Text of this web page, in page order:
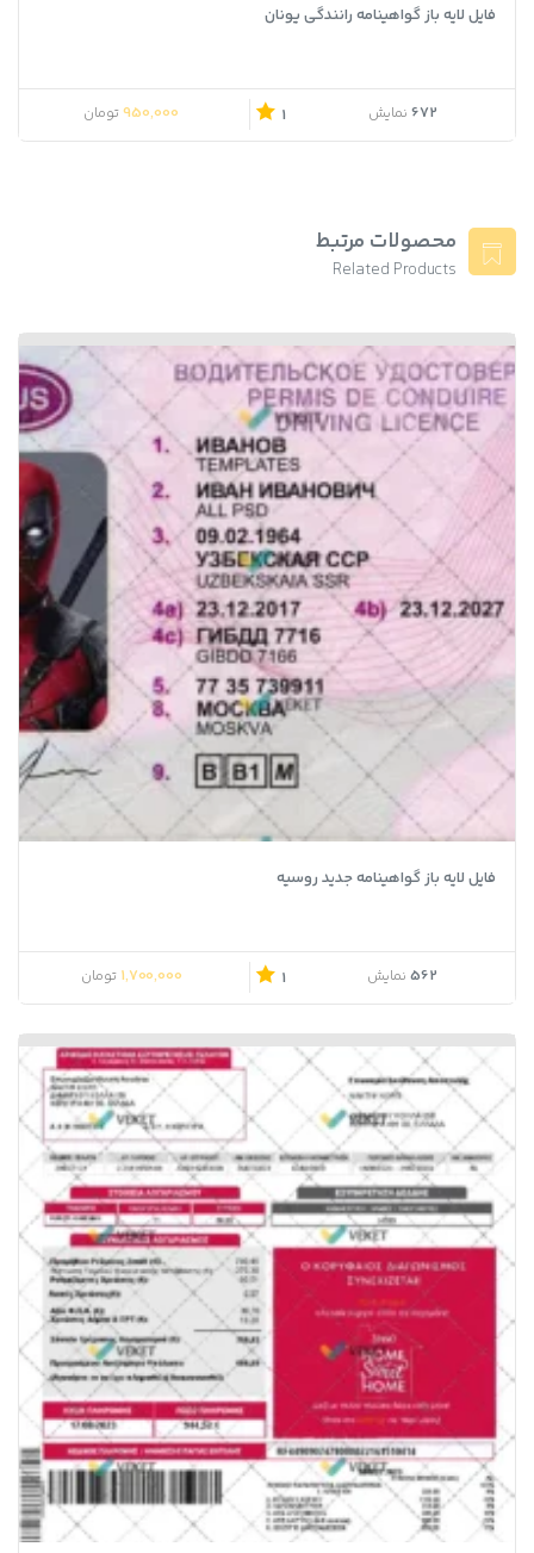
فایل لایه باز گواهینامه رانندگی یونان
672 نمایش 1
950,000تومان
محصولات مرتبط
Related Products
فایل لایه باز گواهینامه جدید روسیه
562 نمایش 1
1,700,000 تومان